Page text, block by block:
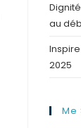
au
2025
Me